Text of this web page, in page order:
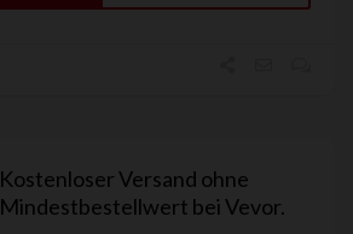
Kostenloser Versand ohne
Mindestbestellwert bei Vevor.